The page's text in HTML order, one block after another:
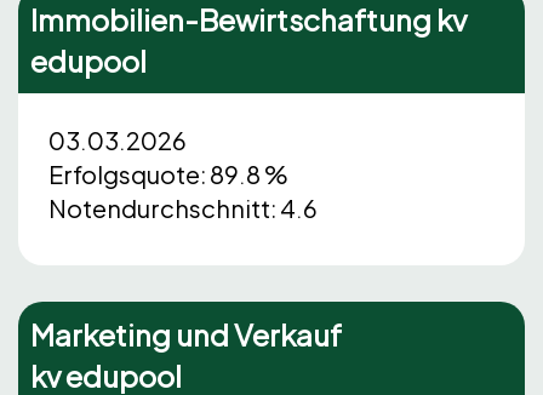
Immobilien-Bewirtschaftung kv
edupool
03.03.2026
Erfolgsquote: 89.8 %
Notendurchschnitt: 4.6
Marketing und Verkauf
kv edupool